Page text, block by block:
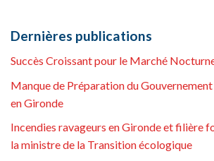
Dernières publications
Succès Croissant pour le Marché
Manque de Préparation du
en Gironde
Incendies ravageurs en Gironde et filière
la ministre de la Transition écologique